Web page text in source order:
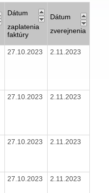
Dátum
zaplatenia
faktúry
Dátum
zverejnenia
27.10.2023 2.11.2023
27.10.2023 2.11.2023
27.10.2023 2.11.2023
27.10.2023 2.11.2023